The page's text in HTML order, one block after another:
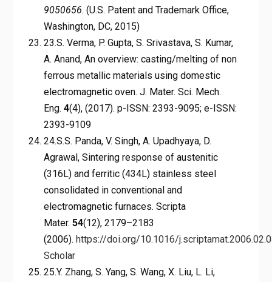
9050656. (U.S. Patent and Trademark Office,
Washington, DC, 2015)
23.S. Verma, P. Gupta, S. Srivastava, S. Kumar,
A. Anand, An overview: casting/melting of non
ferrous metallic materials using domestic
electromagnetic oven. J. Mater. Sci. Mech.
Eng. 4(4), (2017). p-ISSN: 2393-9095; e-ISSN:
2393-9109
24.S.S. Panda, V. Singh, A. Upadhyaya, D.
Agrawal, Sintering response of austenitic
(316L) and ferritic (434L) stainless steel
consolidated in conventional and
electromagnetic furnaces. Scripta
Mater. 54(12), 2179–2183
(2006). https://doi.org/10.1016/
Scholar
25.Y. Zhang, S. Yang, S. Wang, X. Liu, L. Li,